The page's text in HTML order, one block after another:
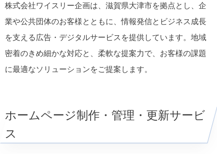
株式会社ワイスリー企画は、滋賀県大津市を拠点とし、企
業や公共団体のお客様とともに、情報発信とビジネス成長
を支える広告・デジタルサービスを提供しています。地域
密着のきめ細かな対応と、柔軟な提案力で、お客様の課題
に最適なソリューションをご提案します。
ホームページ制作・管理・更新サービ
ス